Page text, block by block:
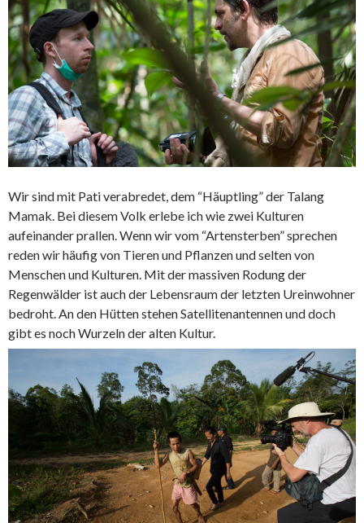
Wir sind mit Pati verabredet, dem “Häuptling” der Talang
Mamak. Bei diesem Volk erlebe ich wie zwei Kulturen
aufeinander prallen. Wenn wir vom “Artensterben” sprechen
reden wir häufig von Tieren und Pflanzen und selten von
Menschen und Kulturen. Mit der massiven Rodung der
Regenwälder ist auch der Lebensraum der letzten Ureinwohner
bedroht. An den Hütten stehen Satellitenantennen und doch
gibt es noch Wurzeln der alten Kultur.